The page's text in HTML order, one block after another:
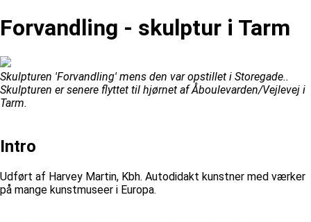
Forvandling - skulptur i Tarm
Skulpturen 'Forvandling' mens den var opstillet i Storegade..
Skulpturen er senere flyttet til hjørnet af Åboulevarden/Vejlevej i
Tarm.
Intro
Udført af Harvey Martin, Kbh. Autodidakt kunstner med værker
på mange kunstmuseer i Europa.